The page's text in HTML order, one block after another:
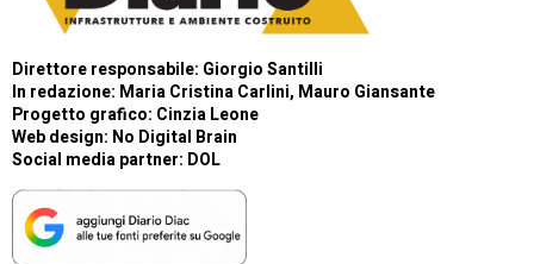
Direttore responsabile: Giorgio Santilli
In redazione: Maria Cristina Carlini, Mauro Giansante
Progetto grafico: Cinzia Leone
Web design: No Digital Brain
Social media partner: DOL